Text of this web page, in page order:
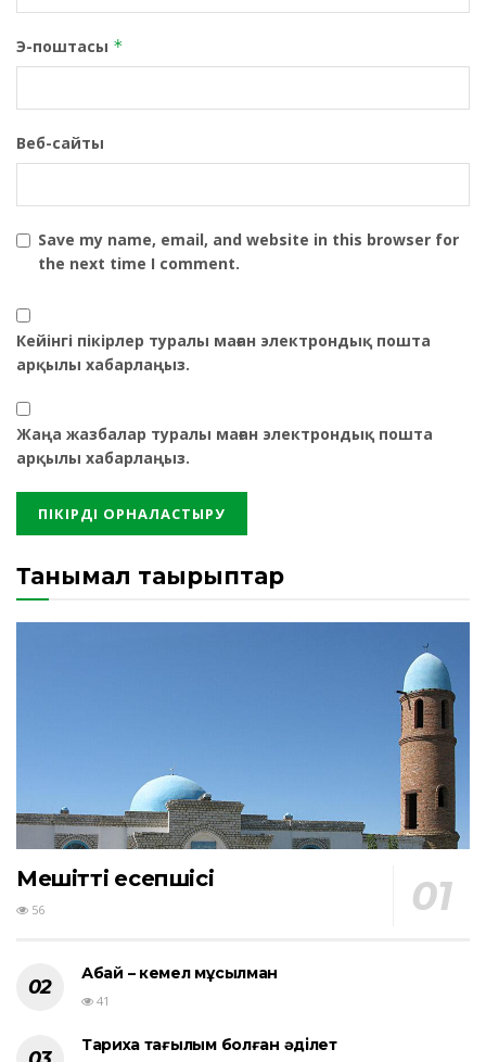
Э-поштасы *
Веб-сайты
Save my name, email, and website in this browser for
the next time I comment.
Кейінгі пікірлер туралы маған электрондық пошта
арқылы хабарлаңыз.
Жаңа жазбалар туралы маған электрондық пошта
арқылы хабарлаңыз.
Танымал тақырыптар
Мешіттің есепшісі
56
Абай – кемел мұсылман
41
Тарихқа тағылым болған әділет